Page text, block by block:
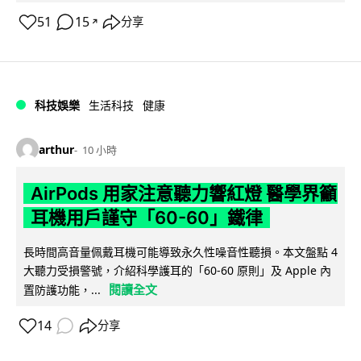
51 15 ↗ 分享
科技娛樂 生活科技 健康
arthur 10 小時
AirPods 用家注意聽力響紅燈 醫學界籲
耳機用戶謹守「60-60」鐵律
長時間高音量佩戴耳機可能導致永久性噪音性聽損。本文盤點 4
大聽力受損警號，介紹科學護耳的「60-60 原則」及 Apple 內
置防護功能，...
閱讀全文
14 分享